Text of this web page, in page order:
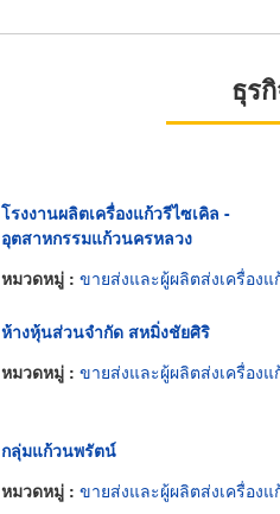
ธุร
โรงงานผลิตเครื่องแก้วรีไซเคิล -
อุตสาหกรรมแก้วนครหลวง
หมวดหมู่ : ขายส่งและผู้ผลิตส่งเครื่องแ
ห้างหุ้นส่วนจำกัด สหมิ่งชัยศิริ
หมวดหมู่ : ขายส่งและผู้ผลิตส่งเครื่องแ
กลุ่มแก้วนพรัตน์
หมวดหมู่ : ขายส่งและผู้ผลิตส่งเครื่องแ